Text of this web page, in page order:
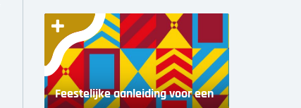
Feestelijke aanleiding voor een